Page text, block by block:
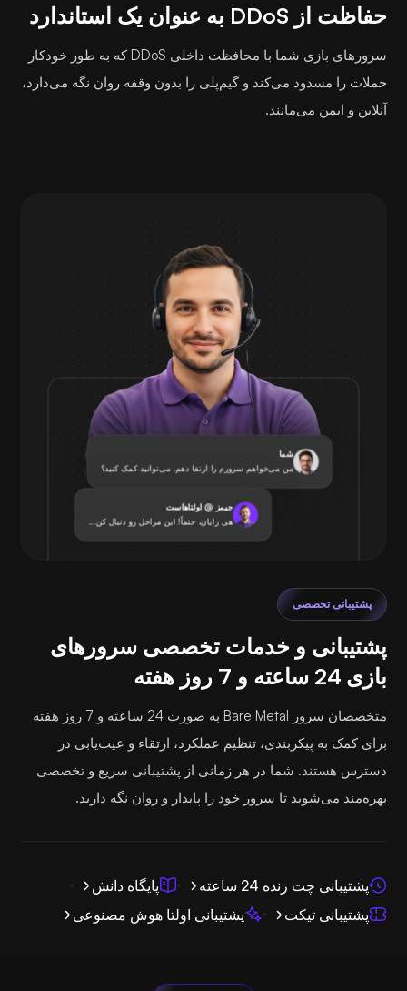
حفاظت از DDoS به عنوان یک استاندارد
سرورهای بازی شما با محافظت داخلی DDoS که به طور خودکار
حملات را مسدود می‌کند و گیم‌پلی را بدون وقفه روان نگه می‌دارد،
آنلاین و ایمن می‌مانند.
شما
من می‌خواهم سرورم را ارتقا دهم، می‌توانید کمک کنید؟
جیمز @ اولتاهاست
هی رایان، حتماً! این مراحل رو دنبال کن...
پشتیبانی تخصصی
پشتیبانی و خدمات تخصصی سرورهای
بازی 24 ساعته و 7 روز هفته
متخصصان سرور Bare Metal به صورت 24 ساعته و 7 روز هفته
برای کمک به پیکربندی، تنظیم عملکرد، ارتقاء و عیب‌یابی در
دسترس هستند. شما در هر زمانی از پشتیبانی سریع و تخصصی
بهره‌مند می‌شوید تا سرور خود را پایدار و روان نگه دارید.
پشتیبانی چت زنده 24 ساعته
پایگاه دانش
پشتیبانی تیکت
پشتیبانی اولتا هوش مصنوعی